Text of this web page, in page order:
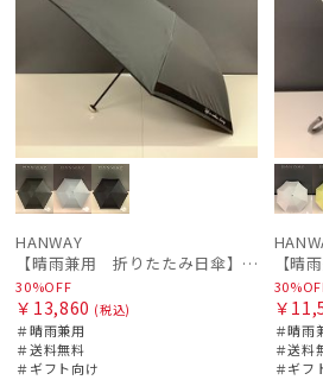
HANWAY
【晴雨兼用 折りたたみ日傘】ハンウェイ（ＨＡＮＷＡＹ）Margot（マーゴット）
30%OFF
￥13,860 (税込)
＃晴雨兼用
＃送料無料
＃ギフト向け
￥
＃晴雨
＃送料
＃ギフ